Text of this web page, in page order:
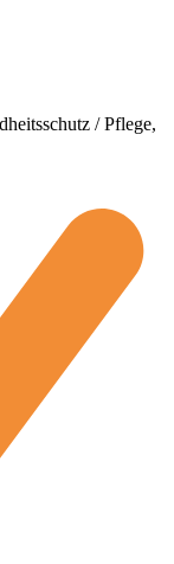
/ Pflege,